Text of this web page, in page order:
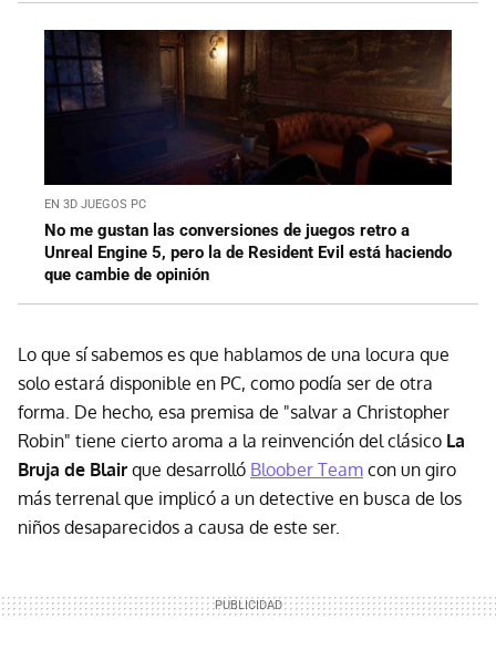
EN 3D JUEGOS PC
No me gustan las conversiones de juegos retro a
Unreal Engine 5, pero la de Resident Evil está haciendo
que cambie de opinión
Lo que sí sabemos es que hablamos de una locura que
solo estará disponible en PC, como podía ser de otra
forma. De hecho, esa premisa de "salvar a Christopher
Robin" tiene cierto aroma a la reinvención del clásico La
Bruja de Blair que desarrolló Bloober Team con un giro
más terrenal que implicó a un detective en busca de los
niños desaparecidos a causa de este ser.